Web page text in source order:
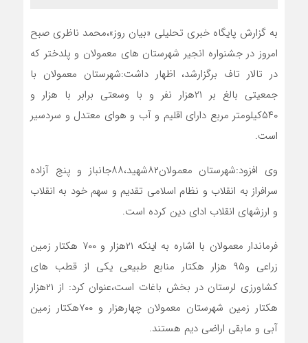
به گزارش پایگاه خبری تحلیلی «بیان روز»،محمد ناظری صبح
امروز در جشنواره انجیر شهرستان های معمولان و پلدختر که
در تالار تاف برگزارشد، اظهار داشت:شهرستان معمولان با
جمعیتی بالغ بر ۲۱هزار نفر و با وسعتی برابر با هزار و
۵۴۰کیلومتر مربع دارای اقلیم و آب و هوای معتدل و سردسیر
است.
وی افزود:شهرستان معمولان۸۲شهید،۸۸جانباز و پنج آزاده
سرافراز به انقلاب و نظام اسلامی تقدیم و سهم خود به انقلاب
و ارزشهای انقلاب ادای دین کرده است.
فرماندار معمولان با اشاره به اینکه ۲۱هزار و ۷۰۰ هکتار زمین
زراعی و۹۵ هزار هکتار منابع طبیعی یکی از قطب های
کشاورزی لرستان در بخش باغات است،عنوان کرد: از ۲۱هزار
هکتار زمین شهرستان معمولان چهارهزار و ۷۰۰هکتار زمین
آبی و مابقی اراضی دیم هستند.